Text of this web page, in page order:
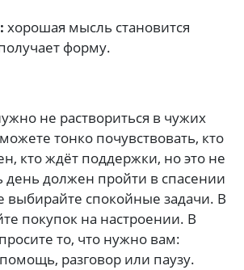
хорошая мысль становится
форму.
не раствориться в чужих
тонко почувствовать, кто
кто ждёт поддержки, но это не
день должен пройти в спасении
выбирайте спокойные задачи. В
покупок на настроении. В
то, что нужно вам:
разговор или паузу.